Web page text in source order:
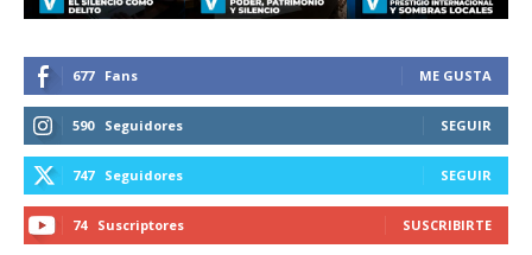
receive all the news of vaping and
tobacco harm reduction in your email.
SUBSCRIBIRSE
677 Fans ME GUSTA
590 Seguidores SEGUIR
747 Seguidores SEGUIR
74 Suscriptores SUSCRIBIRTE